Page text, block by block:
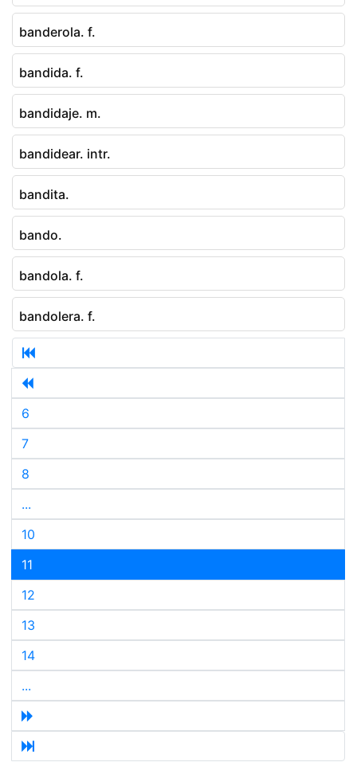
banderola. f.
bandida. f.
bandidaje. m.
bandidear. intr.
bandita.
bando.
bandola. f.
bandolera. f.
6
7
8
...
10
11
12
13
14
...